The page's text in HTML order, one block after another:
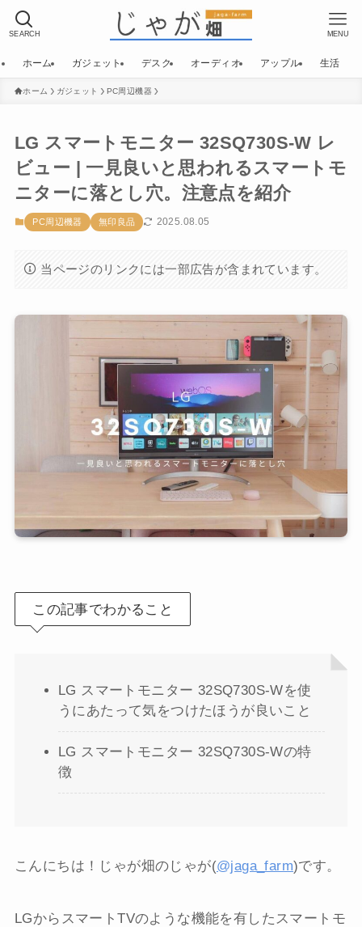
SEARCH MENU
ホーム ガジェット デスク オーディオ アップル 生活
ホーム ガジェット PC周辺機器
LG スマートモニター 32SQ730S-W レ
ビュー | 一見良いと思われるスマートモ
ニターに落とし穴。注意点を紹介
PC周辺機器 無印良品 2025.08.05
当ページのリンクには一部広告が含まれています。
この記事でわかること
LG スマートモニター 32SQ730S-Wを使
うにあたって気をつけたほうが良いこと
LG スマートモニター 32SQ730S-Wの特
徴
こんにちは！じゃが畑のじゃが(@jaga_farm)です。
LGからスマートTVのような機能を有したスマートモ